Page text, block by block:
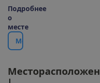
Подробнее
о
месте
Ме
Месторасположен